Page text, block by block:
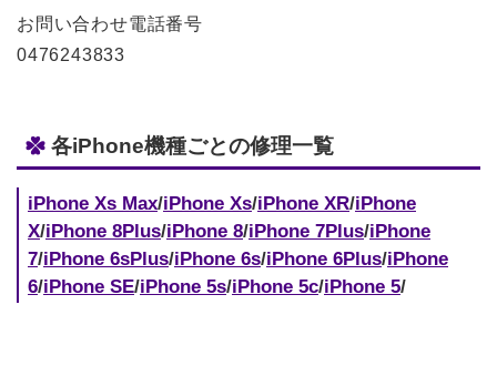
お問い合わせ電話番号
0476243833
各iPhone機種ごとの修理一覧
iPhone Xs Max/iPhone Xs/iPhone XR/iPhone
X/iPhone 8Plus/iPhone 8/iPhone 7Plus/iPhone
7/iPhone 6sPlus/iPhone 6s/iPhone 6Plus/iPhone
6/iPhone SE/iPhone 5s/iPhone 5c/iPhone 5/